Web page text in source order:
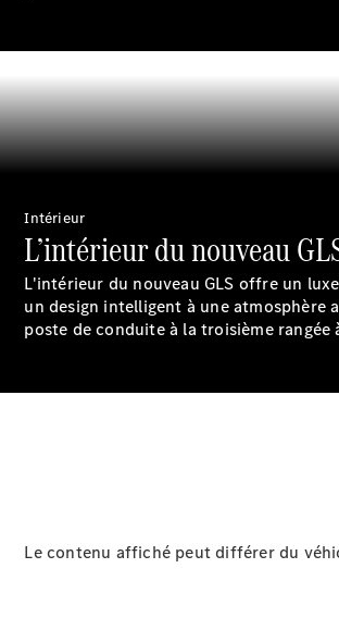
Brochure
numérique
Notices
d'utilisation
Prendre
Intérieur
L’intérieur du nouveau
L'intérieur du nouveau GLS offre un
un design intelligent à une atmosphère
poste de conduite à la troisième rangée
Le contenu affiché peut différer du